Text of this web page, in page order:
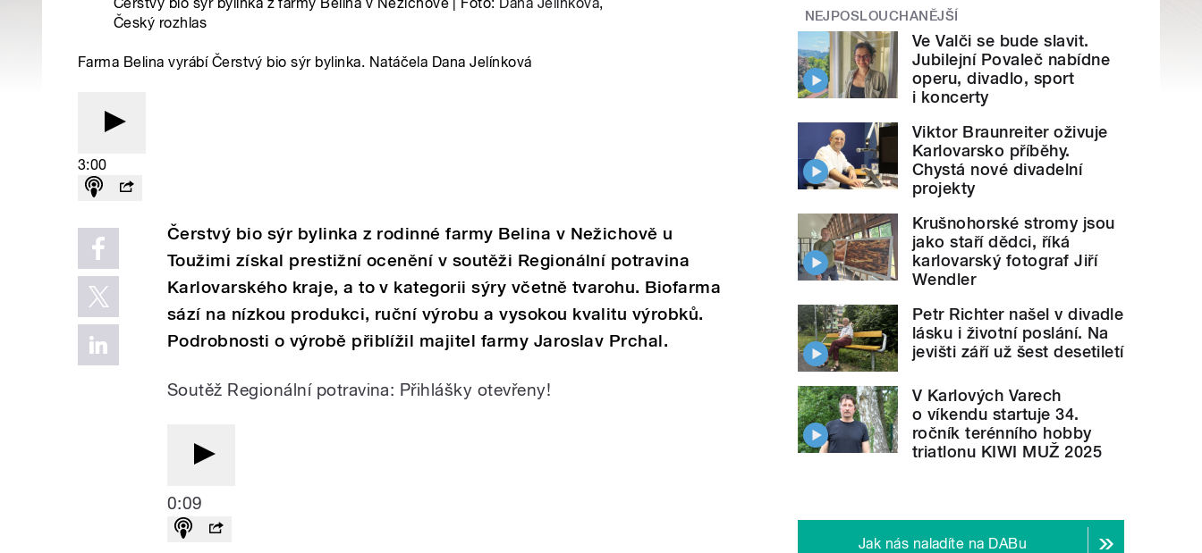
Český rozhlas
Farma Belina vyrábí Čerstvý bio sýr bylinka. Natáčela Dana Jelínková
3:00
Čerstvý bio sýr bylinka z rodinné farmy Belina v Nežichově u
Toužimi získal prestižní ocenění v soutěži Regionální potravina
Karlovarského kraje, a to v kategorii sýry včetně tvarohu. Biofarma
sází na nízkou produkci, ruční výrobu a vysokou kvalitu výrobků.
Podrobnosti o výrobě přiblížil majitel farmy Jaroslav Prchal.
Soutěž Regionální potravina: Přihlášky otevřeny!
0:09
NEJPOSLOUCHANĚJŠÍ
Ve Valči se bude slavit.
Jubilejní Povaleč nabídne
operu, divadlo, sport
i koncerty
Viktor Braunreiter oživuje
Karlovarsko příběhy.
Chystá nové divadelní
projekty
Krušnohorské stromy jsou
jako staří dědci, říká
karlovarský fotograf Jiří
Wendler
Petr Richter našel v divadle
lásku i životní poslání. Na
jevišti září už šest desetiletí
V Karlových Varech
o víkendu startuje 34.
ročník terénního hobby
triatlonu KIWI MUŽ 2025
Jak nás naladíte na DABu